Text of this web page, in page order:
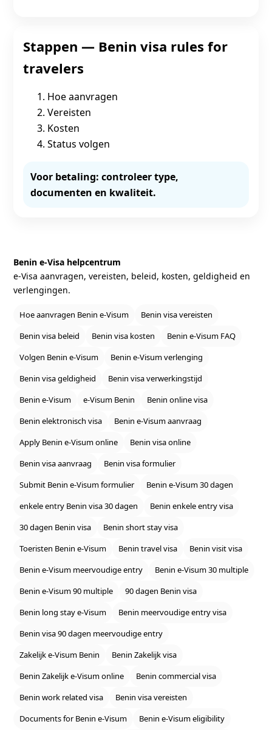
Stappen — Benin visa rules for
travelers
Hoe aanvragen
Vereisten
Kosten
Status volgen
Voor betaling: controleer type,
documenten en kwaliteit.
Benin e‑Visa helpcentrum
e‑Visa aanvragen, vereisten, beleid, kosten, geldigheid en
verlengingen.
Hoe aanvragen Benin e‑Visum
Benin visa vereisten
Benin visa beleid
Benin visa kosten
Benin e‑Visum FAQ
Volgen Benin e‑Visum
Benin e‑Visum verlenging
Benin visa geldigheid
Benin visa verwerkingstijd
Benin e‑Visum
e‑Visum Benin
Benin online visa
Benin elektronisch visa
Benin e‑Visum aanvraag
Apply Benin e‑Visum online
Benin visa online
Benin visa aanvraag
Benin visa formulier
Submit Benin e‑Visum formulier
Benin e‑Visum 30 dagen
enkele entry Benin visa 30 dagen
Benin enkele entry visa
30 dagen Benin visa
Benin short stay visa
Toeristen Benin e‑Visum
Benin travel visa
Benin visit visa
Benin e‑Visum meervoudige entry
Benin e‑Visum 30 multiple
Benin e‑Visum 90 multiple
90 dagen Benin visa
Benin long stay e‑Visum
Benin meervoudige entry visa
Benin visa 90 dagen meervoudige entry
Zakelijk e‑Visum Benin
Benin Zakelijk visa
Benin Zakelijk e‑Visum online
Benin commercial visa
Benin work related visa
Benin visa vereisten
Documents for Benin e‑Visum
Benin e‑Visum eligibility